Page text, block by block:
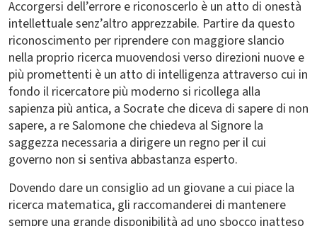
Accorgersi dell’errore e riconoscerlo è un atto di onestà
intellettuale senz’altro apprezzabile. Partire da questo
riconoscimento per riprendere con maggiore slancio
nella proprio ricerca muovendosi verso direzioni nuove e
più promettenti è un atto di intelligenza attraverso cui in
fondo il ricercatore più moderno si ricollega alla
sapienza più antica, a Socrate che diceva di sapere di non
sapere, a re Salomone che chiedeva al Signore la
saggezza necessaria a dirigere un regno per il cui
governo non si sentiva abbastanza esperto.
Dovendo dare un consiglio ad un giovane a cui piace la
ricerca matematica, gli raccomanderei di mantenere
sempre una grande disponibilità ad uno sbocco inatteso